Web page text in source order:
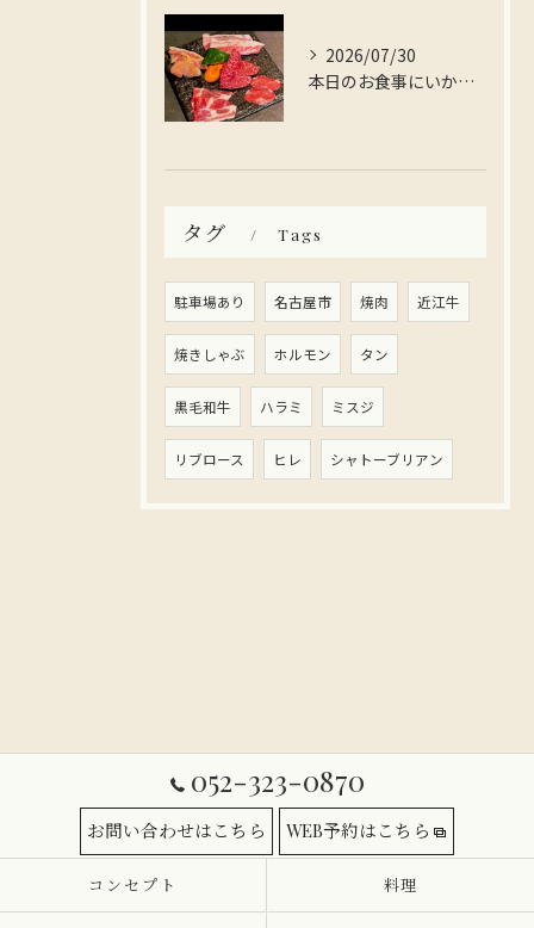
2026/07/30
本日のお食事にいかがですか？
タグ Tags
駐車場あり 名古屋市 焼肉 近江牛
焼きしゃぶ ホルモン タン
黒毛和牛 ハラミ ミスジ
リブロース ヒレ シャトーブリアン
052-323-0870
お問い合わせはこちら WEB予約はこちら
コンセプト 料理